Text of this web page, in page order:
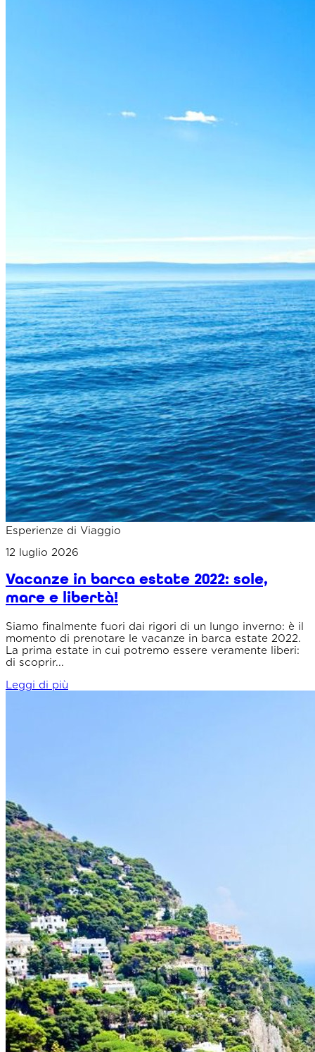
Esperienze di Viaggio
12 luglio 2026
Vacanze in barca estate 2022: sole,
mare e libertà!
Siamo finalmente fuori dai rigori di un lungo inverno: è il
momento di prenotare le vacanze in barca estate 2022.
La prima estate in cui potremo essere veramente liberi:
di scoprir...
Leggi di più